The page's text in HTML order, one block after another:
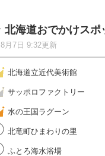
北海道おでかけスポ
8月7日 9:32更新
北海道立近代美術館
サッポロファクトリー
水の王国ラグーン
北竜町ひまわりの里
ふとろ海水浴場